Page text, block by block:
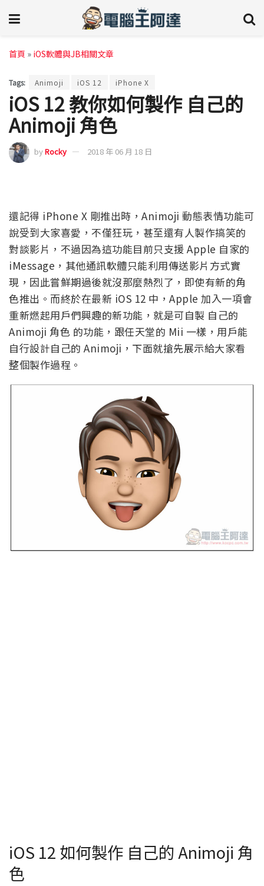
首頁 » iOS軟體與JB相關文章
Tags: Animoji iOS 12 iPhone X
iOS 12 教你如何製作 自己的
Animoji 角色
byRocky 2018 年 06 月 18 日
還記得 iPhone X 剛推出時，Animoji 動態表情功能可
說受到大家喜愛，不僅狂玩，甚至還有人製作搞笑的
對談影片，不過因為這功能目前只支援 Apple 自家的
iMessage，其他通訊軟體只能利用傳送影片方式實
現，因此嘗鮮期過後就沒那麼熱烈了，即使有新的角
色推出。而終於在最新 iOS 12 中，Apple 加入一項會
重新燃起用戶們興趣的新功能，就是可自製 自己的
Animoji 角色 的功能，跟任天堂的 Mii 一樣，用戶能
自行設計自己的 Animoji，下面就搶先展示給大家看
整個製作過程。
iOS 12 如何製作 自己的 Animoji 角
色